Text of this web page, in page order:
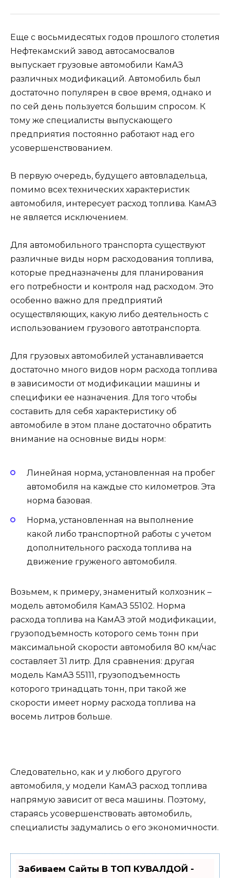
Еще с восьмидесятых годов прошлого столетия
Нефтекамский завод автосамосвалов
выпускает грузовые автомобили КамАЗ
различных модификаций. Автомобиль был
достаточно популярен в свое время, однако и
по сей день пользуется большим спросом. К
тому же специалисты выпускающего
предприятия постоянно работают над его
усовершенствованием.
В первую очередь, будущего автовладельца,
помимо всех технических характеристик
автомобиля, интересует расход топлива. КамАЗ
не является исключением.
Для автомобильного транспорта существуют
различные виды норм расходования топлива,
которые предназначены для планирования
его потребности и контроля над расходом. Это
особенно важно для предприятий
осуществляющих, какую либо деятельность с
использованием грузового автотранспорта.
Для грузовых автомобилей устанавливается
достаточно много видов норм расхода топлива
в зависимости от модификации машины и
специфики ее назначения. Для того чтобы
составить для себя характеристику об
автомобиле в этом плане достаточно обратить
внимание на основные виды норм:
Линейная норма, установленная на пробег
автомобиля на каждые сто километров. Эта
норма базовая.
Норма, установленная на выполнение
какой либо транспортной работы с учетом
дополнительного расхода топлива на
движение груженого автомобиля.
Возьмем, к примеру, знаменитый колхозник –
модель автомобиля КамАЗ 55102. Норма
расхода топлива на КамАЗ этой модификации,
грузоподъемность которого семь тонн при
максимальной скорости автомобиля 80 км/час
составляет 31 литр. Для сравнения: другая
модель КамАЗ 55111, грузоподъемность
которого тринадцать тонн, при такой же
скорости имеет норму расхода топлива на
восемь литров больше.
Следовательно, как и у любого другого
автомобиля, у модели КамАЗ расход топлива
напрямую зависит от веса машины. Поэтому,
стараясь усовершенствовать автомобиль,
специалисты задумались о его экономичности.
Забиваем Сайты В ТОП КУВАЛДОЙ -